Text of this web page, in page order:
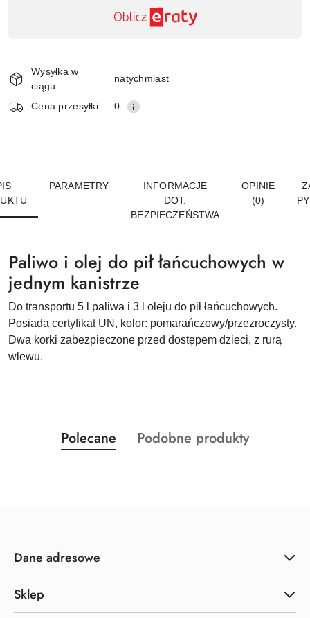
dostawa
Wysyłka w
ciągu:
natychmiast
Cena przesyłki: 0
PARAMETRY
INFORMACJE
DOT.
BEZPIECZEŃSTWA
OPINIE
(0)
Paliwo i olej do pił łańcuchowych w
jednym kanistrze
Do transportu 5 l paliwa i 3 l oleju do pił łańcuchowych.
Posiada certyfikat UN, kolor: pomarańczowy/przezroczysty.
Dwa korki zabezpieczone przed dostępem dzieci, z rurą
wlewu.
Pomiń karuzelę produktów
Produkty
o
Polecane
Produkty
Podobne produkty
Dane adresowe
Sklep